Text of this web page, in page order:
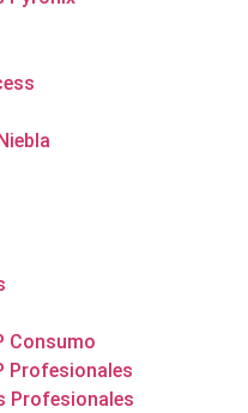
Consumo
Profesionales
Profesionales